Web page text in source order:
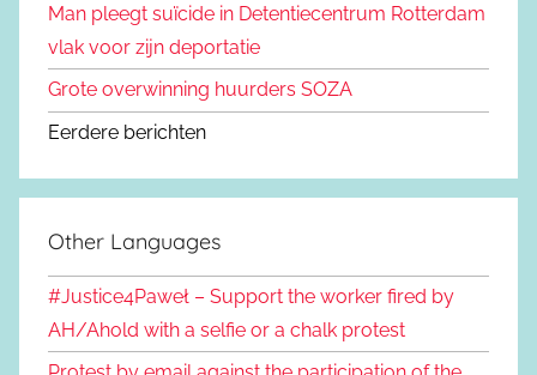
Man pleegt suïcide in Detentiecentrum Rotterdam
vlak voor zijn deportatie
Grote overwinning huurders SOZA
Eerdere berichten
Other Languages
#Justice4Paweł – Support the worker fired by
AH/Ahold with a selfie or a chalk protest